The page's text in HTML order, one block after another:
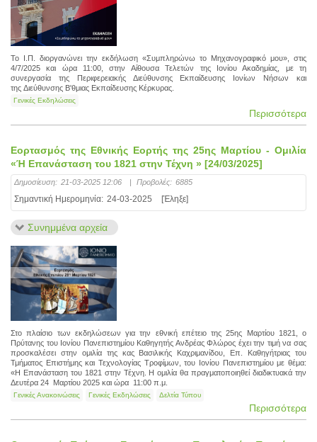
Το Ι.Π. διοργανώνει την εκδήλωση «Συμπληρώνω το Μηχανογραφικό μου», στις
4/7/2025 και ώρα 11:00, στην Αίθουσα Τελετών της Ιονίου Ακαδημίας, με τη
συνεργασία της Περιφερειακής Διεύθυνσης Εκπαίδευσης Ιονίων Νήσων και
της Διεύθυνσης Β'θμιας Εκπαίδευσης Κέρκυρας.
Γενικές Εκδηλώσεις
Περισσότερα
Εορτασμός της Εθνικής Εορτής της 25ης Μαρτίου - Ομιλία
«Ή Επανάσταση του 1821 στην Τέχνη » [24/03/2025]
Δημοσίευση: 21-03-2025 12:06 | Προβολές: 6885
Σημαντική Ημερομηνία: 24-03-2025 [Έληξε]
Συνημμένα αρχεία
Στο πλαίσιο των εκδηλώσεων για την εθνική επέτειο της 25ης Μαρτίου 1821, ο
Πρύτανης του Ιονίου Πανεπιστημίου Καθηγητής Ανδρέας Φλώρος έχει την τιμή να σας
προσκαλέσει στην ομιλία της κας Βασιλικής Καχριμανίδου, Επ. Καθηγήτριας του
Τμήματος Επιστήμης και Τεχνολογίας Τροφίμων, του Ιονίου Πανεπιστημίου με θέμα:
«Η Επανάσταση του 1821 στην Τέχνη. Η ομιλία θα πραγματοποιηθεί διαδικτυακά την
Δευτέρα 24 Μαρτίου 2025 και ώρα 11:00 π.μ.
Γενικές Ανακοινώσεις Γενικές Εκδηλώσεις Δελτία Τύπου
Περισσότερα